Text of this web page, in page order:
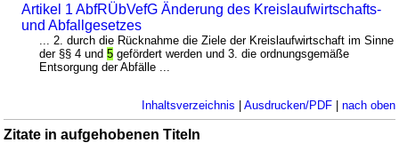
Artikel 1 AbfRÜbVefG Änderung des Kreislaufwirtschafts-
und Abfallgesetzes
... 2. durch die Rücknahme die Ziele der Kreislaufwirtschaft im Sinne
der §§ 4 und5 gefördert werden und 3. die ordnungsgemäße
Entsorgung der Abfälle ...
Inhaltsverzeichnis | Ausdrucken/PDF| nach oben
Zitate in aufgehobenen Titeln